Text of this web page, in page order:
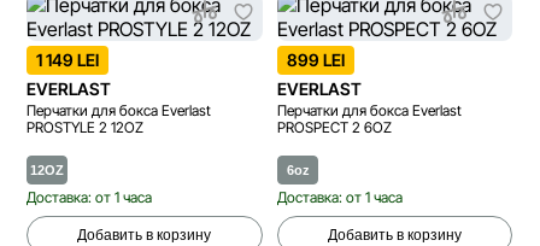
1 149 LEI
EVERLAST
Перчатки для бокса Everlast
PROSTYLE 2 12OZ
12OZ
Доставка: от 1 часа
Добавить в корзину
899 LEI
EVERLAST
Перчатки для бокса Everlast
PROSPECT 2 6OZ
6oz
Доставка: от 1 часа
Добавить в корзину